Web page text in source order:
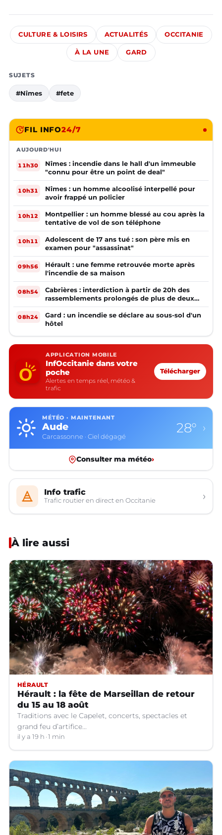
CULTURE & LOISIRS ACTUALITÉS OCCITANIE
À LA UNE GARD
SUJETS
#Nîmes #fete
FIL INFO24/7
AUJOURD'HUI
11h30
Nîmes : incendie dans le hall d'un immeuble
"connu pour être un point de deal"
10h31
Nîmes : un homme alcoolisé interpellé pour
avoir frappé un policier
10h12
Montpellier : un homme blessé au cou après la
tentative de vol de son téléphone
10h11
Adolescent de 17 ans tué : son père mis en
examen pour "assassinat"
09h56
Hérault : une femme retrouvée morte après
l'incendie de sa maison
08h54
Cabrières : interdiction à partir de 20h des
rassemblements prolongés de plus de deux
mineurs non accompagnés d'un adulte
08h24
Gard : un incendie se déclare au sous-sol d'un
hôtel
APPLICATION MOBILE
InfOccitanie dans votre
poche
Alertes en temps réel, météo &
trafic
Télécharger
MÉTÉO · MAINTENANT
Aude
Carcassonne · Ciel dégagé
28° ›
Consulter ma météo›
Info trafic
Trafic routier en direct en Occitanie ›
À lire aussi
HÉRAULT
Hérault : la fête de Marseillan de retour
du 15 au 18 août
Traditions avec le Capelet, concerts, spectacles et
grand feu d’artifice...
il y a 19 h 1 min